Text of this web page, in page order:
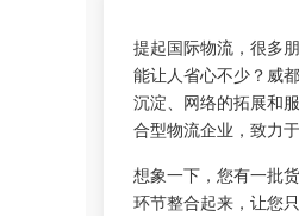
提起国际物流，很多
能让人省心不少？威
沉淀、网络的拓展和
合型物流企业，致力
想象一下，您有一批
环节整合起来，让您